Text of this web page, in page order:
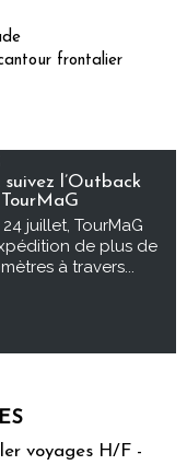
frontalier
l’Outback
juillet, TourMaG
de plus de
à travers...
voyages H/F -